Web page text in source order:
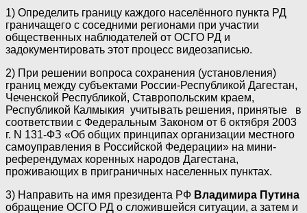
1) Определить границу каждого населённого пункта РД
граничащего с соседними регионами при участии
общественных наблюдателей от ОСГО РД и
задокументировать этот процесс видеозаписью.
2) При решении вопроса сохранения (установления)
границ между субъектами России-Республикой Дагестан,
Чеченской Республикой, Ставропольским краем,
Республикой Калмыкия учитывать решения, принятые в
соответствии с Федеральным Законом от 6 октября 2003
г. N 131-ФЗ «Об общих принципах организации местного
самоуправления в Российской Федерации» на мини-
референдумах коренных народов Дагестана,
проживающих в приграничных населенных пунктах.
3) Направить на имя президента РФ Владимира Путина
обращение ОСГО РД о сложившейся ситуации, а затем и